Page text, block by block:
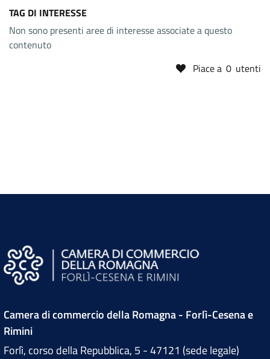
TAG DI INTERESSE
Non sono presenti aree di interesse associate a questo
contenuto
Piace a 0 utenti
Camera di commercio della Romagna - Forlì-Cesena e
Rimini
Forlì, corso della Repubblica, 5 - 47121 (sede legale)